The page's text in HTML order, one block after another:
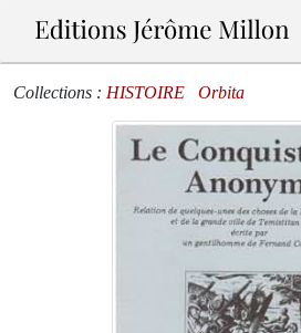
Collections : HISTOIRE Orbita